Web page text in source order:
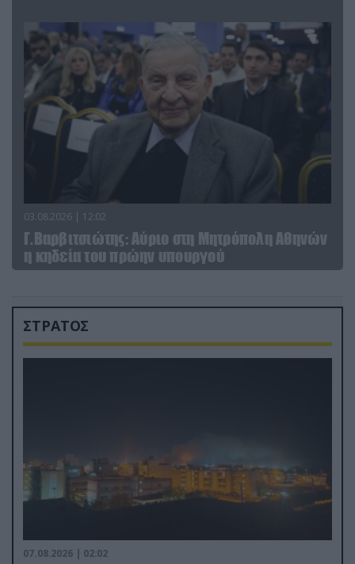
03.08.2026 | 12:02
Γ.Βαρβιτσιώτης: Aύριο στη Μητρόπολη Αθηνών
η κηδεία του πρώην υπουργού
ΣΤΡΑΤΟΣ
07.08.2026 | 02:02